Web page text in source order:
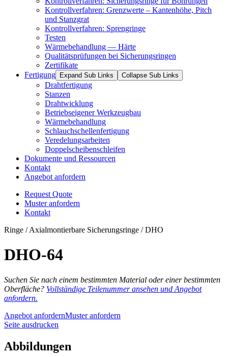
Kontrollverfahren: Grenzwerte – Kantenhöhe, Pitch
und Stanzgrat
Kontrollverfahren: Sprengringe
Testen
Wärmebehandlung — Härte
Qualitätsprüfungen bei Sicherungsringen
Zertifikate
Fertigung
Expand Sub Links Collapse Sub Links
Drahtfertigung
Stanzen
Drahtwicklung
Betriebseigener Werkzeugbau
Wärmebehandlung
Schlauchschellenfertigung
Veredelungsarbeiten
Doppelscheibenschleifen
Dokumente und Ressourcen
Kontakt
Angebot anfordern
Request Quote
Muster anfordern
Kontakt
Ringe / Axialmontierbare Sicherungsringe / DHO
DHO-64
Suchen Sie nach einem bestimmten Material oder einer bestimmten
Oberfläche? Vollständige Teilenummer ansehen und Angebot
anfordern.
Angebot anfordernMuster anfordern
Seite ausdrucken
Abbildungen